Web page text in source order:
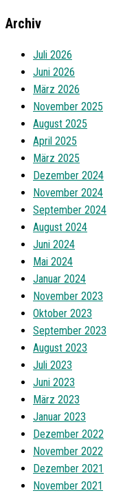
Archiv
Juli 2026
Juni 2026
März 2026
November 2025
August 2025
April 2025
März 2025
Dezember 2024
November 2024
September 2024
August 2024
Juni 2024
Mai 2024
Januar 2024
November 2023
Oktober 2023
September 2023
August 2023
Juli 2023
Juni 2023
März 2023
Januar 2023
Dezember 2022
November 2022
Dezember 2021
November 2021